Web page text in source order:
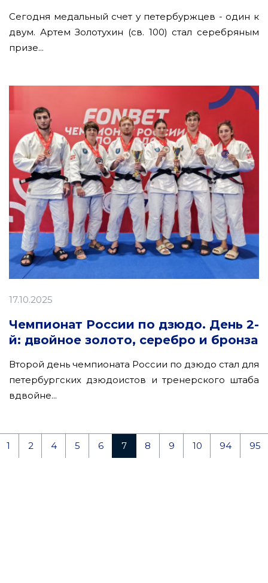
Сегодня медальный счет у петербуржцев - один к
двум. Артем Золотухин (св. 100) стал серебряным
призе...
17.10.2025
Чемпионат России по дзюдо. День 2-
й: двойное золото, серебро и бронза
Второй день чемпионата России по дзюдо стал для
петербургских дзюдоистов и тренерского штаба
вдвойне...
1 2 4 5 6 7 8 9 10 94 95